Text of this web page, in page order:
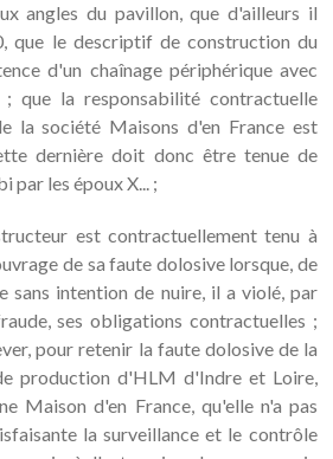
angles du pavillon, que d'ailleurs il
que le descriptif de construction du
d'un chaînage périphérique avec
; que la responsabilité contractuelle
la société Maisons d'en France est
dernière doit donc être tenue de
par les époux X... ;
est contractuellement tenu à
de sa faute dolosive lorsque, de
sans intention de nuire, il a violé, par
ses obligations contractuelles ;
pour retenir la faute dolosive de la
production d'HLM d'Indre et Loire,
Maison d'en France, qu'elle n'a pas
la surveillance et le contrôle